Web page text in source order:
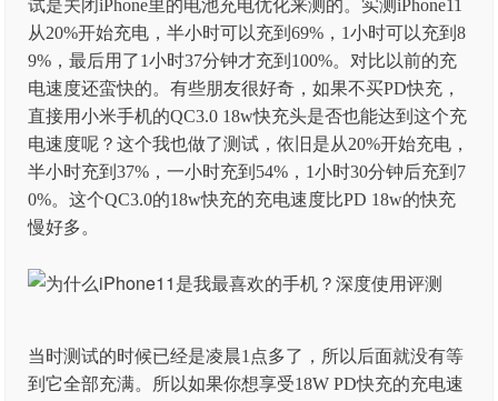
试是关闭iPhone里的电池充电优化来测的。实测iPhone11
从20%开始充电，半小时可以充到69%，1小时可以充到8
9%，最后用了1小时37分钟才充到100%。对比以前的充
电速度还蛮快的。有些朋友很好奇，如果不买PD快充，
直接用小米手机的QC3.0 18w快充头是否也能达到这个充
电速度呢？这个我也做了测试，依旧是从20%开始充电，
半小时充到37%，一小时充到54%，1小时30分钟后充到7
0%。这个QC3.0的18w快充的充电速度比PD 18w的快充
慢好多。
当时测试的时候已经是凌晨1点多了，所以后面就没有等
到它全部充满。所以如果你想享受18W PD快充的充电速